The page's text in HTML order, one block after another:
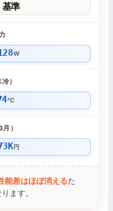
基準
W
）
℃
）
円
能差はほぼ消えるた
ます。